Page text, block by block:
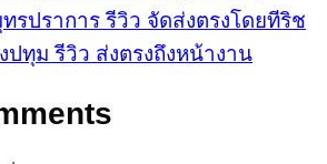
รปราการ รีวิว จัดส่งตรงโดยทีริช
ทุม รีวิว ส่งตรงถึงหน้างาน